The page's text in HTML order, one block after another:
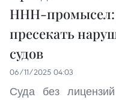
ННН-промысел:
пресекать
судов
06/11/2025 04:03
Суда без